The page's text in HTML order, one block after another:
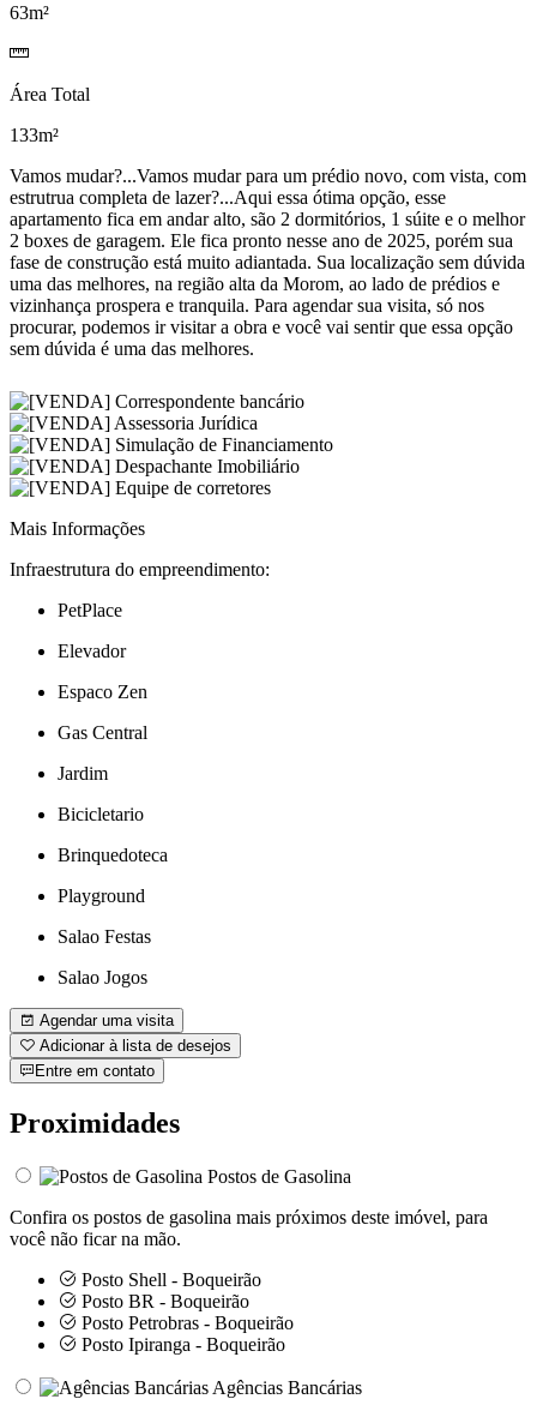
63m²
Área Total
133m²
Vamos mudar?...Vamos mudar para um prédio novo, com vista, com
estrutrua completa de lazer?...Aqui essa ótima opção, esse
apartamento fica em andar alto, são 2 dormitórios, 1 súite e o melhor
2 boxes de garagem. Ele fica pronto nesse ano de 2025, porém sua
fase de construção está muito adiantada. Sua localização sem dúvida
uma das melhores, na região alta da Morom, ao lado de prédios e
vizinhança prospera e tranquila. Para agendar sua visita, só nos
procurar, podemos ir visitar a obra e você vai sentir que essa opção
sem dúvida é uma das melhores.
Mais Informações
Infraestrutura do empreendimento:
PetPlace
Elevador
Espaco Zen
Gas Central
Jardim
Bicicletario
Brinquedoteca
Playground
Salao Festas
Salao Jogos
Agendar uma visita
Adicionar à lista de desejos
Entre em contato
Proximidades
Postos de Gasolina
Confira os postos de gasolina mais próximos deste imóvel, para
você não ficar na mão.
Posto Shell - Boqueirão
Posto BR - Boqueirão
Posto Petrobras - Boqueirão
Posto Ipiranga - Boqueirão
Agências Bancárias